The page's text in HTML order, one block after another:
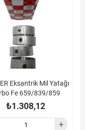
Eksantrik Mil Yatağı
Turbo Fe 659/839/859
₺1.308,12